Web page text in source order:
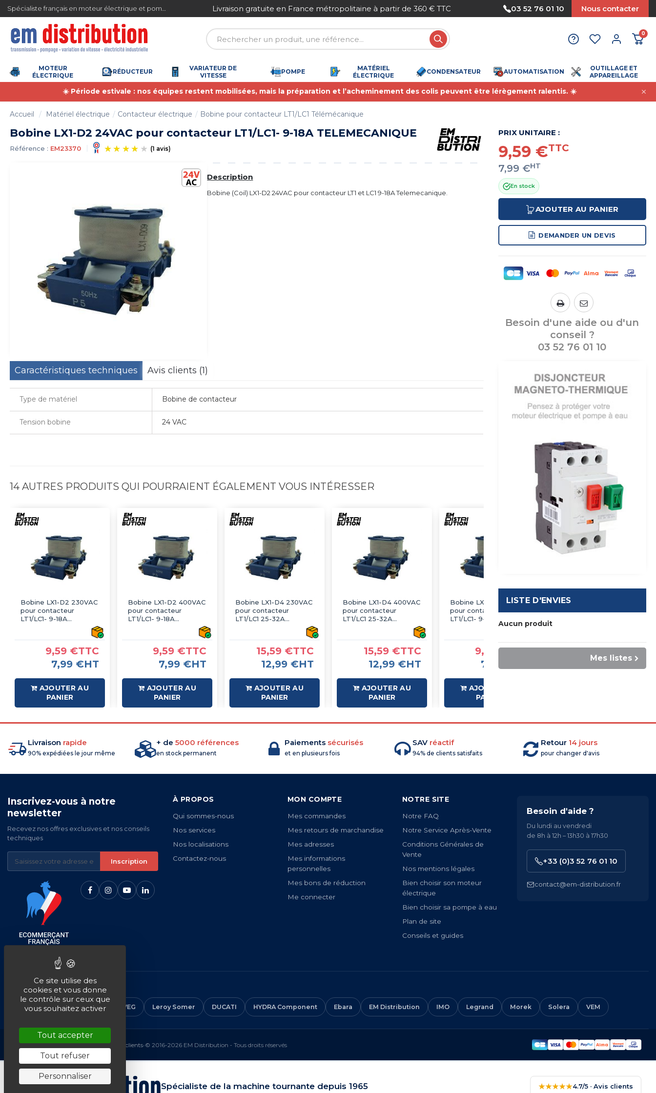
en France métropolitaine à partir de 360 € TTC Paiement sécurisé Nous acceptons le paiement par
03 52 76 01 10 Nous contacter
0
MOTEUR
ÉLECTRIQUE
RÉDUCTEUR
VARIATEUR DE
VITESSE
POMPE
MATÉRIEL
ÉLECTRIQUE
CONDENSATEUR AUTOMATISATION
OUTILLAGE ET
APPAREILLAGE
☀️ Période estivale : nos équipes restent mobilisées, mais la préparation et l’acheminement des colis peuvent être lérègement ralentis. ☀️
Accueil Matériel électrique Contacteur électrique Bobine pour contacteur LT1/LC1 Télémécanique
Bobine LX1-D2 24VAC pour contacteur LT1/LC1- 9-18А TELEMECANIQUE
Référence : EM23370
(1 avis) Description
Bobine (Coil) LX1-D2 24VAC pour contacteur LT1 et LC1 9-18A Telemecanique.
PRIX UNITAIRE :
9,59 €TTC
7,99 €HT
En stock
AJOUTER AU PANIER
DEMANDER UN DEVIS
Besoin d'une aide ou d'un
conseil ?
03 52 76 01 10
Caractéristiques techniques Avis clients (1)
Type de matériel Bobine de contacteur
Tension bobine 24 VAC
14 AUTRES PRODUITS QUI POURRAIENT ÉGALEMENT VOUS INTÉRESSER
Bobine LX1-D2 230VAC
pour contacteur
LT1/LC1- 9-18А
9,59 €TTC
7,99 €HT
AJOUTER AU
PANIER
Bobine LX1-D2 400VAC
pour contacteur
LT1/LC1- 9-18А
9,59 €TTC
7,99 €HT
AJOUTER AU
PANIER
Bobine LX1-D4 230VAC
pour contacteur
LT1/LC1 25-32A
15,59 €TTC
12,99 €HT
AJOUTER AU
PANIER
Bobine LX1-D4 400VAC
pour contacteur
LT1/LC1 25-32A
15,59 €TTC
12,99 €HT
AJOUTER AU
PANIER
Bobine LX1-D2 48VAC
pour contacteur
LT1/LC1- 9-18А
TELEMECANIQUE
9,59 €TTC
7,99 €HT
AJOUTER AU
PANIER
Bobine LX1-D4 48VAC
pour contacteur
15,59 €TTC
12,99 €HT
LISTE D'ENVIES
Aucun produit
Mes listes
Livraison rapide
90% expédiées le jour même
+ de 5000 références
en stock permanent
Paiements sécurisés
et en plusieurs fois
SAV réactif
94% de clients satisfaits
Retour 14 jours
pour changer d'avis
Inscrivez-vous à notre
newsletter
Recevez nos offres exclusives et nos conseils
techniques
Inscription
À PROPOS
Qui sommes-nous
Nos services
Nos localisations
Contactez-nous
MON COMPTE
Mes commandes
Mes retours de marchandise
Mes adresses
Mes informations
personnelles
Mes bons de réduction
Me connecter
NOTRE SITE
Notre FAQ
Notre Service Après-Vente
Conditions Générales de
Vente
Nos mentions légales
Bien choisir son moteur
électrique
Bien choisir sa pompe à eau
Plan de site
Conseils et guides
Besoin d'aide ?
Du lundi au vendredi
de 8h à 12h – 13h30 à 17h30
+33 (0)3 52 76 01 10
contact@em-distribution.fr
NOS MARQUES
CEMER ALMO ABB WEG Leroy Somer DUCATI HYDRA Component Ebara EM Distribution IMO Legrand Morek Solera VEM
Mentions légales•CGV•Plan du site• Avis clients•© 2016-2026 EM Distribution - Tous droits réservés
Spécialiste de la machine tournante depuis 1965 ★★★★★4.7/5 · Avis clients
Gestion des cookies
Ce site utilise des
cookies et vous donne
le contrôle sur ceux que
vous souhaitez activer
Tout accepter
Tout refuser
Personnaliser